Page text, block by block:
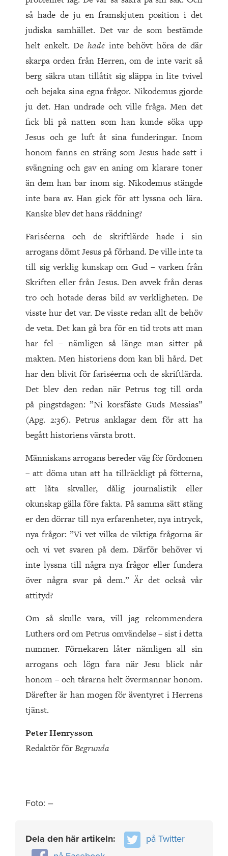
så hade de ju en framskjuten position i det
judiska samhället. Det var de som bestämde
helt enkelt. De hade inte behövt höra de där
skarpa orden från Herren, om de inte varit så
berg säkra utan tillåtit sig släppa in lite tvivel
och bejaka sina egna frågor. Nikodemus gjorde
ju det. Han undrade och ville fråga. Men det
fick bli på natten som han kunde söka upp
Jesus och ge luft åt sina funderingar. Inom
honom fanns en sträng som Jesus hade satt i
svängning och gav en aning om klarare toner
än dem han bar inom sig. Nikodemus stängde
inte bara av. Han gick för att lyssna och lära.
Kanske blev det hans räddning?
Fariséerna och de skriftlärde hade i sin
arrogans dömt Jesus på förhand. De ville inte ta
till sig verklig kunskap om Gud – varken från
Skriften eller från Jesus. Den avvek från deras
tro och hotade deras bild av verkligheten. De
visste hur det var. De visste redan allt de behöv
de veta. Det kan gå bra för en tid trots att man
har fel – nämligen så länge man sitter på
makten. Men historiens dom kan bli hård. Det
har den blivit för fariséerna och de skriftlärda.
Det blev den redan när Petrus tog till orda
på pingstdagen: ”Ni korsfäste Guds Messias”
(Apg. 2:36). Petrus anklagar dem för att ha
begått historiens värsta brott.
Människans arrogans bereder väg för fördomen
– att döma utan att ha tillräckligt på fötterna,
att låta skvaller, dålig journalistik eller
okunskap gälla före fakta. På samma sätt stäng
er den dörrar till nya erfarenheter, nya intryck,
nya frågor: ”Vi vet vilka de viktiga frågorna är
och vi vet svaren på dem. Därför behöver vi
inte lyssna till några nya frågor eller fundera
över några svar på dem.” Är det också vår
attityd?
Om så skulle vara, vill jag rekommendera
Luthers ord om Petrus omvändelse – sist i detta
nummer. Förnekaren låter nämligen all sin
arrogans och lögn fara när Jesu blick når
honom – och tårarna helt övermannar honom.
Därefter är han mogen för äventyret i Herrens
tjänst.
Peter Henrysson
Redaktör förBegrunda
Foto: –
Dela den här artikeln:
på Twitter